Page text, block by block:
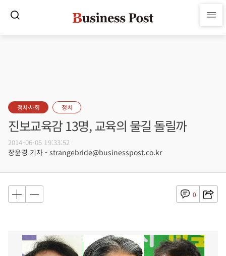
정치·사회 정치
진보교육감 13명, 교육의 물길 돌릴까
2014-06-05 19:33:52
장윤경 기자 - strangebride@businesspost.co.kr
0